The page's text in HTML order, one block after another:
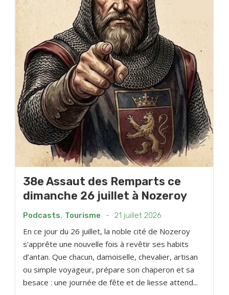
38e Assaut des Remparts ce
dimanche 26 juillet à Nozeroy
Podcasts, Tourisme - 21 juillet 2026
En ce jour du 26 juillet, la noble cité de Nozeroy
s’apprête une nouvelle fois à revêtir ses habits
d’antan. Que chacun, damoiselle, chevalier, artisan
ou simple voyageur, prépare son chaperon et sa
besace : une journée de fête et de liesse attend...